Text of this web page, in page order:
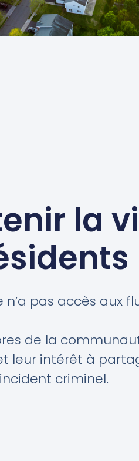
la
n’a pas accès aux
de la
leur intérêt à
criminel.